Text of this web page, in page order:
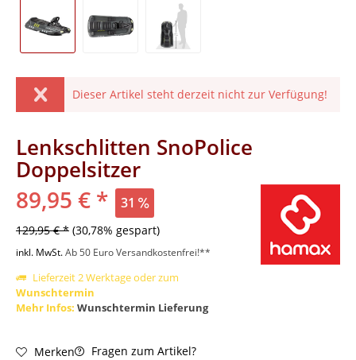
Dieser Artikel steht derzeit nicht zur Verfügung!
Lenkschlitten SnoPolice
Doppelsitzer
89,95 € * 31
129,95 € * (30,78% gespart)
inkl. MwSt.Ab 50 Euro Versandkostenfrei!**
Lieferzeit 2 Werktage oder zum
Wunschtermin
Mehr Infos: Wunschtermin Lieferung
Merken Fragen zum Artikel?